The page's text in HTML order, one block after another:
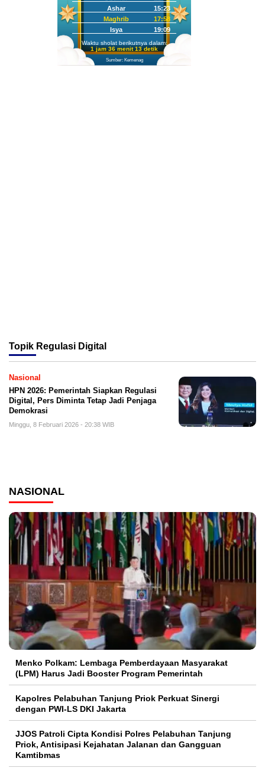
Ashar
15:23
Maghrib
17:58
Isya
19:09
Waktu sholat berikutnya dalam:
1 jam 36 menit 12 detik
Sumber: Kemenag
Topik Regulasi Digital
Nasional
HPN 2026: Pemerintah Siapkan Regulasi
Digital, Pers Diminta Tetap Jadi Penjaga
Demokrasi
Minggu, 8 Februari 2026 - 20:38 WIB
NASIONAL
Menko Polkam: Lembaga Pemberdayaan Masyarakat
(LPM) Harus Jadi Booster Program Pemerintah
Kapolres Pelabuhan Tanjung Priok Perkuat Sinergi
dengan PWI-LS DKI Jakarta
JJOS Patroli Cipta Kondisi Polres Pelabuhan Tanjung
Priok, Antisipasi Kejahatan Jalanan dan Gangguan
Kamtibmas